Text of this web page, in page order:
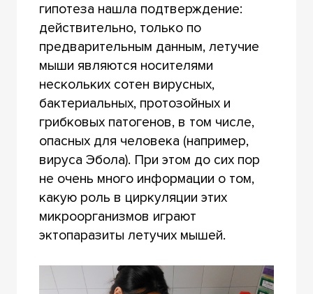
гипотеза нашла подтверждение:
действительно, только по
предварительным данным, летучие
мыши являются носителями
нескольких сотен вирусных,
бактериальных, протозойных и
грибковых патогенов, в том числе,
опасных для человека (например,
вируса Эбола). При этом до сих пор
не очень много информации о том,
какую роль в циркуляции этих
микроорганизмов играют
эктопаразиты летучих мышей.